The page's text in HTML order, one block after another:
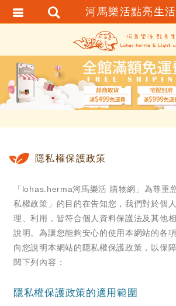
隱私權保護政策
河馬樂活點亮生活
會員登入
會員註冊
忘記密碼
訂單查詢
繁體中文